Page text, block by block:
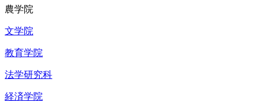
農学院
文学院
教育学院
法学研究科
経済学院